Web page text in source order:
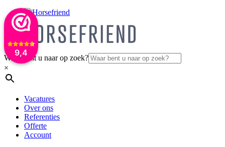
9,4
Waar bent u naar op zoek?
×
Vacatures
Over ons
Referenties
Offerte
Account